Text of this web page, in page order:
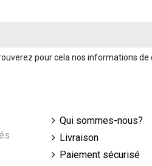
pour cela nos informations de
Qui sommes-nous?
Livraison
Paiement sécurisé